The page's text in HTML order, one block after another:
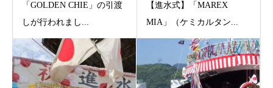
「GOLDEN CHIE」の引渡
しが行われまし...
【進水式】「MAREX
MIA」（ケミカルタン...